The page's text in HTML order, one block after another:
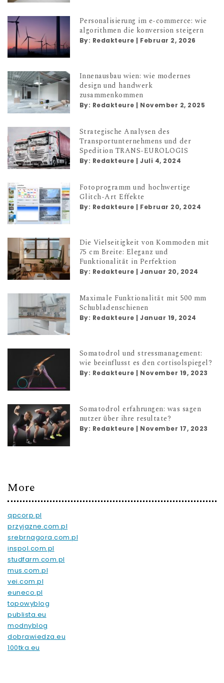
Personalisierung im e-commerce: wie
algorithmen die konversion steigern
By: Redakteure | Februar 2, 2026
Innenausbau wien: wie modernes
design und handwerk
zusammenkommen
By: Redakteure | November 2, 2025
Strategische Analysen des
Transportunternehmens und der
Spedition TRANS-EUROLOGIS
By: Redakteure |Juli 4, 2024
Fotoprogramm und hochwertige
Glitch-Art Effekte
By: Redakteure | Februar 20, 2024
Die Vielseitigkeit von Kommoden mit
75 cm Breite: Eleganz und
Funktionalität in Perfektion
By: Redakteure |Januar 20, 2024
Maximale Funktionalität mit 500 mm
Schubladenschienen
By: Redakteure |Januar 19, 2024
Somatodrol und stressmanagement:
wie beeinflusst es den cortisolspiegel?
By: Redakteure | November 19, 2023
Somatodrol erfahrungen: was sagen
nutzer über ihre resultate?
By: Redakteure | November 17, 2023
More
qpcorp.pl
przyjazne.com.pl
srebrnagora.com.pl
inspol.com.pl
studfarm.com.pl
mus.com.pl
vei.com.pl
euneco.pl
topowyblog
publista.eu
modnyblog
dobrawiedza.eu
100tka.eu